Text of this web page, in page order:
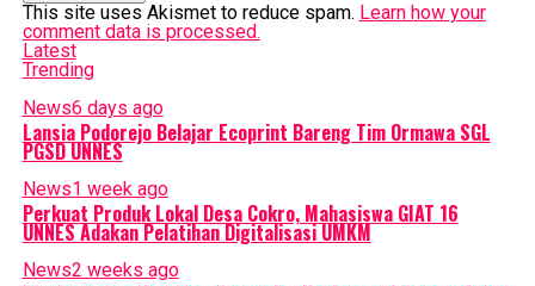
This site uses Akismet to reduce spam. Learn how your
comment data is processed.
Latest
Trending
News6 days ago
Lansia Podorejo Belajar Ecoprint Bareng Tim Ormawa SGL
PGSD UNNES
News1 week ago
Perkuat Produk Lokal Desa Cokro, Mahasiswa GIAT 16
UNNES Adakan Pelatihan Digitalisasi UMKM
News2 weeks ago